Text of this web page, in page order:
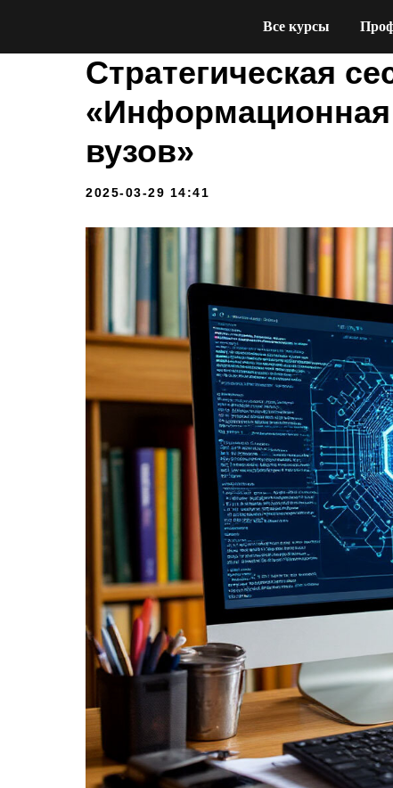
Все курсы
Стратегическая
«Информационная
вузов»
2025-03-29 14:41